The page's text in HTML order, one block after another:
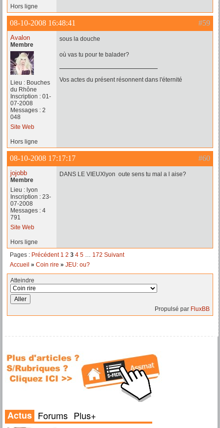
Hors ligne
#59
08-10-2008 16:48:41
Avalon
Membre
Lieu : Bouches
du Rhône
Inscription : 01-
07-2008
Messages : 2
048
Site Web
sous la douche
où vas tu pour te balader?
Vos actes du présent résonnent dans l'éternité
Hors ligne
#60
08-10-2008 17:17:17
jojobb
Membre
Lieu : lyon
Inscription : 23-
07-2008
Messages : 4
791
Site Web
DANS LE VIEUXlyon oute sens tu mal a l aise?
Hors ligne
Pages : Précédent 1 2 3 4 5 … 172 Suivant
Accueil » Coin rire » JEU: ou?
Atteindre
Propulsé par FluxBB